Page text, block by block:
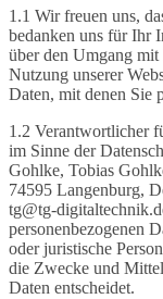
1.1 Wir freuen uns,
bedanken uns für Ihr
über den Umgang mit
Nutzung unserer
Daten, mit denen Sie
1.2 Verantwortlicher
im Sinne der
Gohlke, Tobias
74595 Langenburg,
tg@tg-
personenbezogenen
oder juristische
die Zwecke und
Daten entscheidet.